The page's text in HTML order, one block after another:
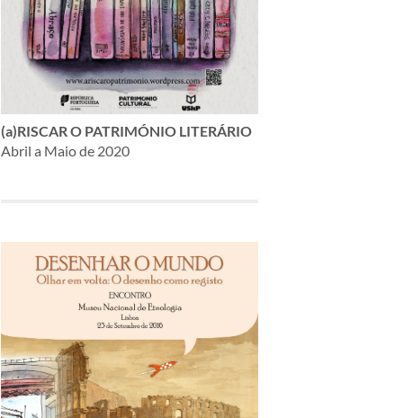
(a)RISCAR O PATRIMÓNIO LITERÁRIO
Abril a Maio de 2020